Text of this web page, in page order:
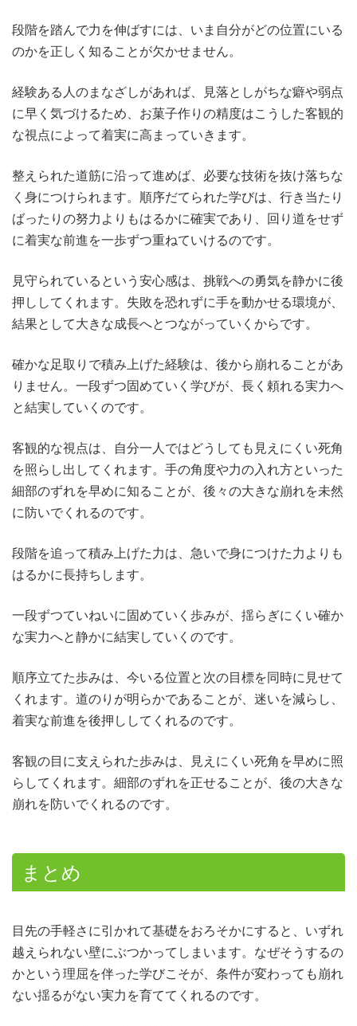
段階を踏んで力を伸ばすには、いま自分がどの位置にいる
のかを正しく知ることが欠かせません。
経験ある人のまなざしがあれば、見落としがちな癖や弱点
に早く気づけるため、お菓子作りの精度はこうした客観的
な視点によって着実に高まっていきます。
整えられた道筋に沿って進めば、必要な技術を抜け落ちな
く身につけられます。順序だてられた学びは、行き当たり
ばったりの努力よりもはるかに確実であり、回り道をせず
に着実な前進を一歩ずつ重ねていけるのです。
見守られているという安心感は、挑戦への勇気を静かに後
押ししてくれます。失敗を恐れずに手を動かせる環境が、
結果として大きな成長へとつながっていくからです。
確かな足取りで積み上げた経験は、後から崩れることがあ
りません。一段ずつ固めていく学びが、長く頼れる実力へ
と結実していくのです。
客観的な視点は、自分一人ではどうしても見えにくい死角
を照らし出してくれます。手の角度や力の入れ方といった
細部のずれを早めに知ることが、後々の大きな崩れを未然
に防いでくれるのです。
段階を追って積み上げた力は、急いで身につけた力よりも
はるかに長持ちします。
一段ずつていねいに固めていく歩みが、揺らぎにくい確か
な実力へと静かに結実していくのです。
順序立てた歩みは、今いる位置と次の目標を同時に見せて
くれます。道のりが明らかであることが、迷いを減らし、
着実な前進を後押ししてくれるのです。
客観の目に支えられた歩みは、見えにくい死角を早めに照
らしてくれます。細部のずれを正せることが、後の大きな
崩れを防いでくれるのです。
まとめ
目先の手軽さに引かれて基礎をおろそかにすると、いずれ
越えられない壁にぶつかってしまいます。なぜそうするの
かという理屈を伴った学びこそが、条件が変わっても崩れ
ない揺るがない実力を育ててくれるのです。